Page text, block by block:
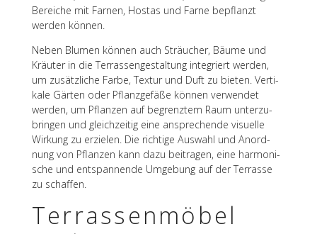
Berei­che mit Farnen, Hostas und Farne bepflanzt
werden können.
Neben Blumen können auch Sträu­cher, Bäume und
Kräu­ter in die Terras­sen­ge­stal­tung inte­griert werden,
um zusätz­li­che Farbe, Textur und Duft zu bieten. Verti­
kale Gärten oder Pflanz­ge­fäße können verwen­det
werden, um Pflan­zen auf begrenz­tem Raum unter­zu­
brin­gen und gleich­zei­tig eine anspre­chende visu­elle
Wirkung zu erzie­len. Die rich­tige Auswahl und Anord­
nung von Pflan­zen kann dazu beitra­gen, eine harmo­ni­
sche und entspan­nende Umge­bung auf der Terrasse
zu schaffen.
Terras­sen­mö­bel